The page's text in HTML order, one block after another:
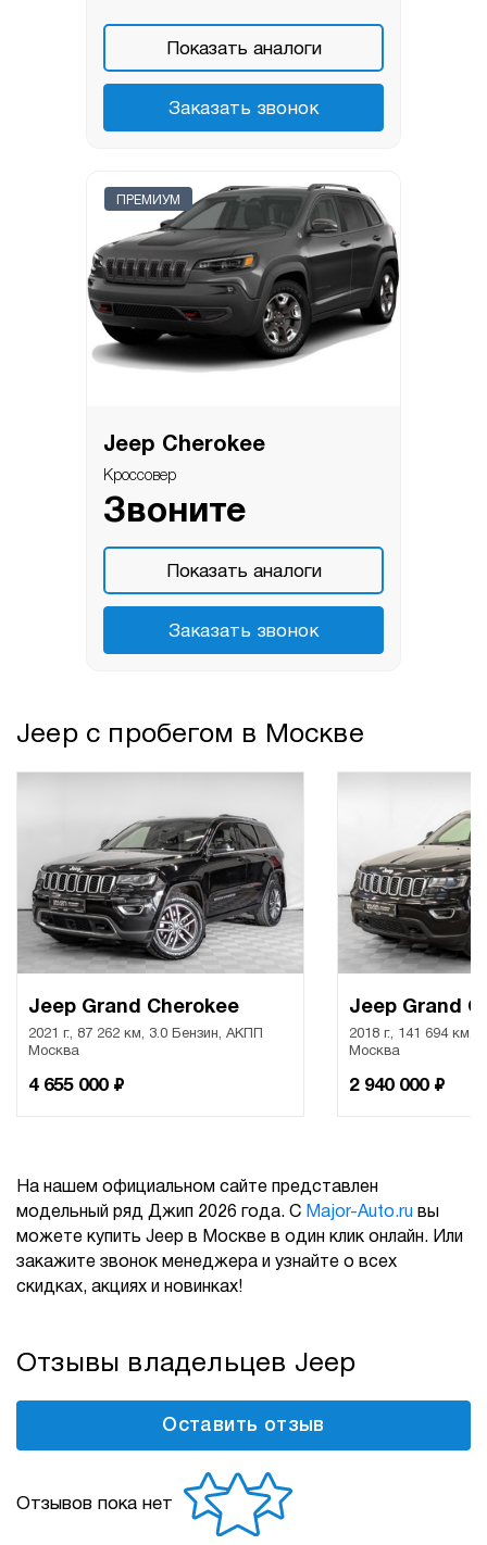
Показать аналоги
Заказать звонок
ПРЕМИУМ
Jeep Cherokee
Кроссовер
Звоните
Показать аналоги
Заказать звонок
Jeep с пробегом в Москве
Jeep Grand Cherokee
2021 г., 87 262 км, 3.0 Бензин, АКПП
Москва
4 655 000 ₽
Jeep Grand
2018 г., 141 694 км,
Москва
2 940 000 ₽
На нашем официальном сайте представлен
модельный ряд Джип 2026 года. С Major-Auto.ru вы
можете купить Jeep в Москве в один клик онлайн. Или
закажите звонок менеджера и узнайте о всех
скидках, акциях и новинках!
Отзывы владельцев Jeep
Оставить отзыв
Отзывов пока нет